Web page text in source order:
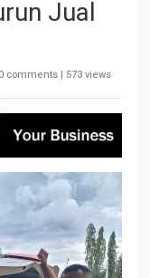
Jual
comments | 573 views